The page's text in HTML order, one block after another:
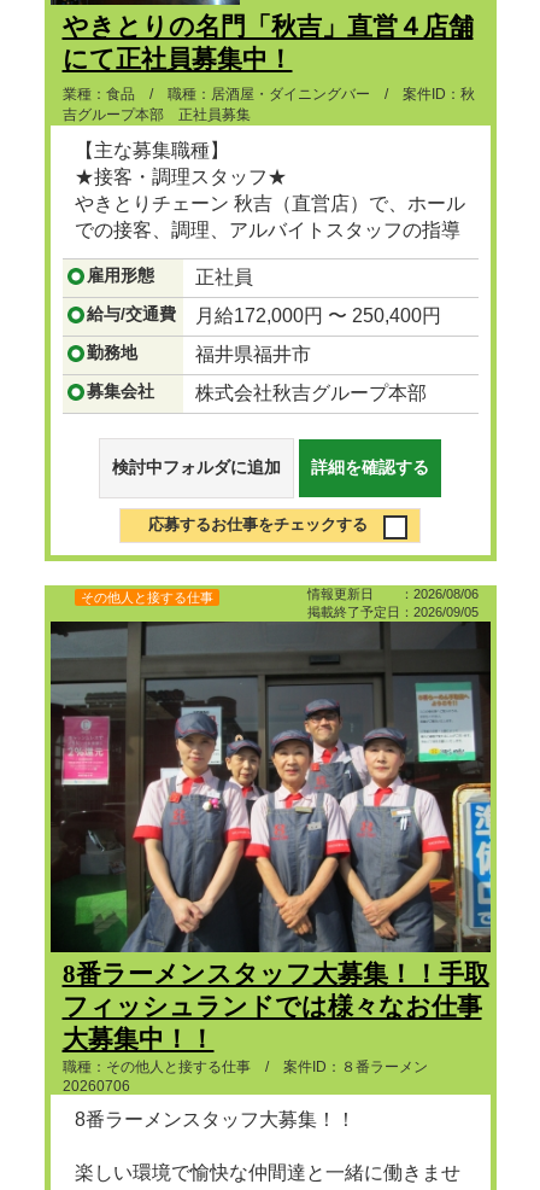
やきとりの名門「秋吉」直営４店舗
にて正社員募集中！
業種：食品 / 職種：居酒屋・ダイニングバー / 案件ID：秋
吉グループ本部 正社員募集
【主な募集職種】
★接客・調理スタッフ★
やきとりチェーン 秋吉（直営店）で、ホール
での接客、調理、アルバイトスタッフの指導
等。
...つづきを見る
雇用形態 正社員
給与/交通費 月給172,000円 〜 250,400円
勤務地 福井県福井市
募集会社 株式会社秋吉グループ本部
検討中フォルダに追加 詳細を確認する
応募するお仕事をチェックする
情報更新日 ：2026/08/06
掲載終了予定日：2026/09/05
その他人と接する仕事
8番ラーメンスタッフ大募集！！手取
フィッシュランドでは様々なお仕事
大募集中！！
職種：その他人と接する仕事 / 案件ID：８番ラーメン
20260706
8番ラーメンスタッフ大募集！！
楽しい環境で愉快な仲間達と一緒に働きませ